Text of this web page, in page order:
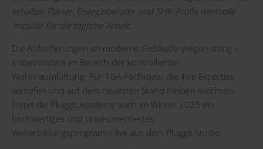
erhalten Planer, Energieberater und SHK-Profis wertvolle
Impulse für die tägliche Arbeit.
Die Anforderungen an moderne Gebäude steigen stetig –
insbesondere im Bereich der kontrollierten
Wohnraumlüftung. Für TGA-Fachleute, die ihre Expertise
vertiefen und auf dem neuesten Stand bleiben möchten,
bietet die Pluggit Academy auch im Winter 2025 ein
hochwertiges und praxisorientiertes
Weiterbildungsprogramm live aus dem Pluggit Studio.